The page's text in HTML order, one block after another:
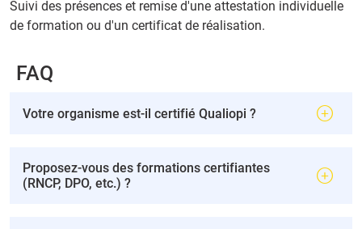
Suivi des présences et remise d'une attestation individuelle
de formation ou d'un certificat de réalisation.
FAQ
Votre organisme est-il certifié Qualiopi ?
Proposez-vous des formations certifiantes
(RNCP, DPO, etc.) ?